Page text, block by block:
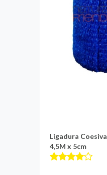
Ligadura Coesiva
4,5M x 5cm